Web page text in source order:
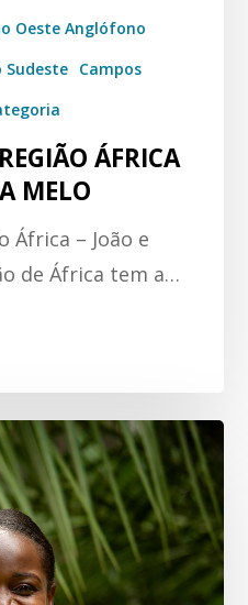
Oeste Anglófono
Sudeste Campos
ÁFRICA
MELO
África – João e
de África tem a…